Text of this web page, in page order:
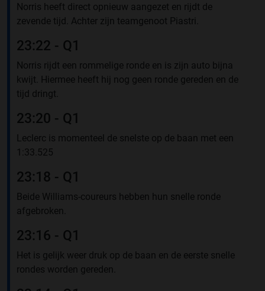
Norris heeft direct opnieuw aangezet en rijdt de
zevende tijd. Achter zijn teamgenoot Piastri.
23:22 - Q1
Norris rijdt een rommelige ronde en is zijn auto bijna
kwijt. Hiermee heeft hij nog geen ronde gereden en de
tijd dringt.
23:20 - Q1
Leclerc is momenteel de snelste op de baan met een
1:33.525
23:18 - Q1
Beide Williams-coureurs hebben hun snelle ronde
afgebroken.
23:16 - Q1
Het is gelijk weer druk op de baan en de eerste snelle
rondes worden gereden.